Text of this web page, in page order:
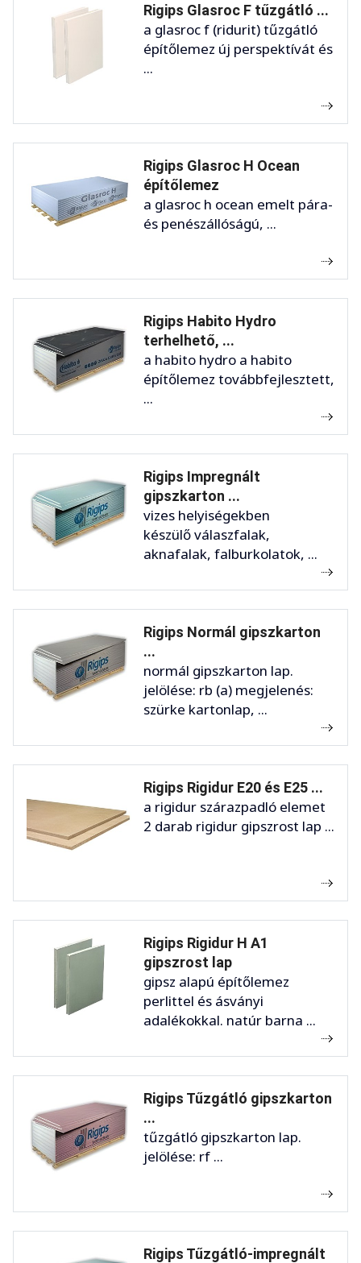
Rigips Glasroc F tűzgátló ...
a glasroc f (ridurit) tűzgátló
építőlemez új perspektívát és
...
Rigips Glasroc H Ocean
építőlemez
a glasroc h ocean emelt pára-
és penészállóságú, ...
Rigips Habito Hydro
terhelhető, ...
a habito hydro a habito
építőlemez továbbfejlesztett,
...
Rigips Impregnált
gipszkarton ...
vizes helyiségekben
készülő válaszfalak,
aknafalak, falburkolatok, ...
Rigips Normál gipszkarton
...
normál gipszkarton lap.
jelölése: rb (a) megjelenés:
szürke kartonlap, ...
Rigips Rigidur E20 és E25 ...
a rigidur szárazpadló elemet
2 darab rigidur gipszrost lap ...
Rigips Rigidur H A1
gipszrost lap
gipsz alapú építőlemez
perlittel és ásványi
adalékokkal. natúr barna ...
Rigips Tűzgátló gipszkarton
...
tűzgátló gipszkarton lap.
jelölése: rf ...
Rigips Tűzgátló-impregnált